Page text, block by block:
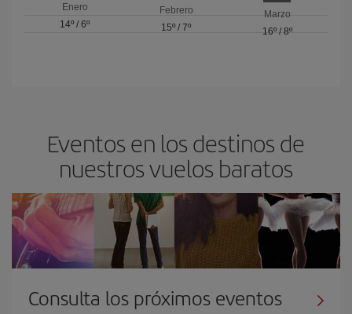
Enero
14º /6º
Febrero
15º / 7º
Marzo
16º/ 8º
Eventos en los destinos de
nuestros vuelos baratos
Consulta los próximos eventos